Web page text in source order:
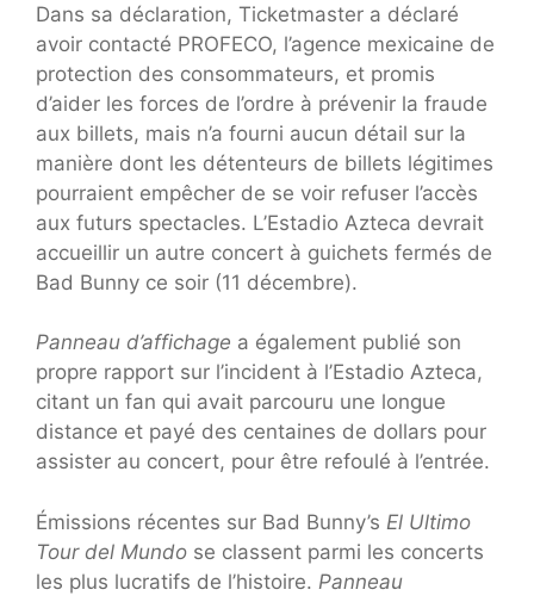
Dans sa déclaration, Ticketmaster a déclaré
avoir contacté PROFECO, l’agence mexicaine de
protection des consommateurs, et promis
d’aider les forces de l’ordre à prévenir la fraude
aux billets, mais n’a fourni aucun détail sur la
manière dont les détenteurs de billets légitimes
pourraient empêcher de se voir refuser l’accès
aux futurs spectacles. L’Estadio Azteca devrait
accueillir un autre concert à guichets fermés de
Bad Bunny ce soir (11 décembre).
Panneau d’affichage a également publié son
propre rapport sur l’incident à l’Estadio Azteca,
citant un fan qui avait parcouru une longue
distance et payé des centaines de dollars pour
assister au concert, pour être refoulé à l’entrée.
Émissions récentes sur Bad Bunny’s El Ultimo
Tour del Mundo se classent parmi les concerts
les plus lucratifs de l’histoire. Panneau